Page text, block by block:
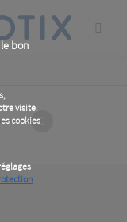
bon
visite.
cookies2